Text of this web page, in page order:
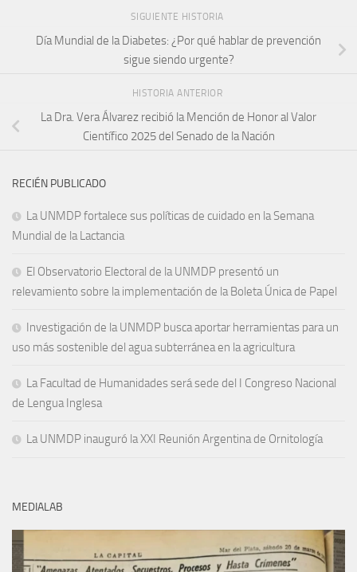
SIGUIENTE HISTORIA
Día Mundial de la Diabetes: ¿Por qué hablar de prevención
sigue siendo urgente?
HISTORIA ANTERIOR
La Dra. Vera Álvarez recibió la Mención de Honor al Valor
Científico 2025 del Senado de la Nación
RECIÉN PUBLICADO
La UNMDP fortalece sus políticas de cuidado en la Semana
Mundial de la Lactancia
El Observatorio Electoral de la UNMDP presentó un
relevamiento sobre la implementación de la Boleta Única de Papel
Investigación de la UNMDP busca aportar herramientas para un
uso más sostenible del agua subterránea en la agricultura
La Facultad de Humanidades será sede del I Congreso Nacional
de Lengua Inglesa
La UNMDP inauguró la XXI Reunión Argentina de Ornitología
MEDIALAB